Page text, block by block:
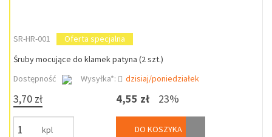
SR-HR-001
Oferta specjalna
Śruby mocujące do klamek patyna (2 szt.)
Dostępność
Wysyłka*: dzisiaj/poniedziałek
3,70 zł
kpl
4,55 zł 23%
DO KOSZYKA